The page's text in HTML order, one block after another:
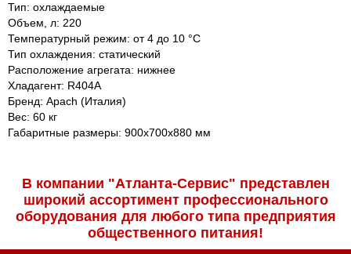
Тип: охлаждаемые
Объем, л: 220
Температурный режим: от 4 до 10 °С
Тип охлаждения: статический
Расположение агрегата: нижнее
Хладагент: R404A
Бренд: Apach (Италия)
Вес: 60 кг
Габаритные размеры: 900х700х880 мм
В компании "Атланта-Сервис" представлен
широкий ассортимент профессиональ­ного
оборудования для любого типа предприятия
общественного питания!